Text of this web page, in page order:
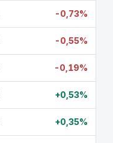
-0,73%
-0,55%
-0,19%
+0,53%
+0,35%